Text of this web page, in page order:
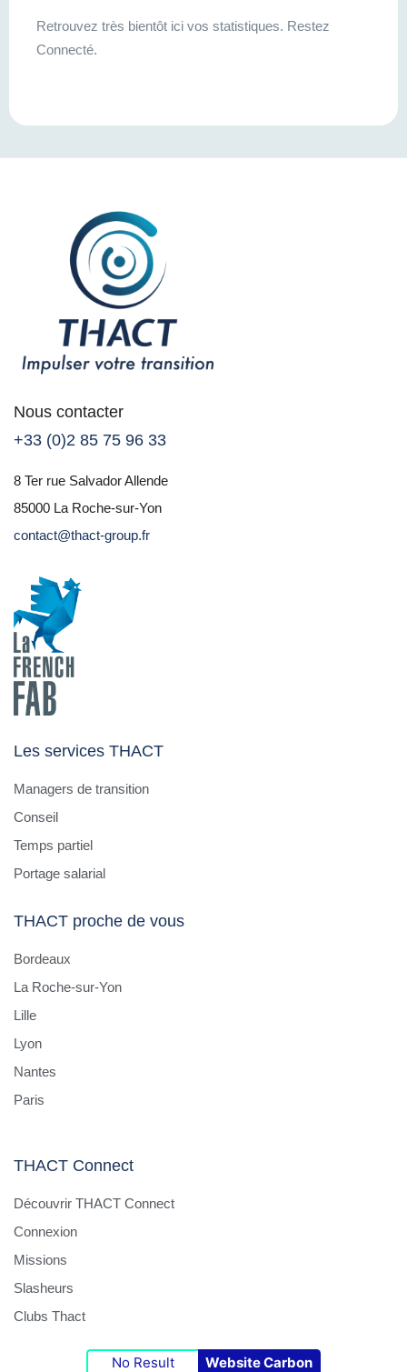
Retrouvez très bientôt ici vos statistiques. Restez
Connecté.
Nous contacter
+33 (0)2 85 75 96 33
8 Ter rue Salvador Allende
85000 La Roche-sur-Yon
contact@thact-group.fr
Les services THACT
Managers de transition
Conseil
Temps partiel
Portage salarial
THACT proche de vous
Bordeaux
La Roche-sur-Yon
Lille
Lyon
Nantes
Paris
THACT Connect
Découvrir THACT Connect
Connexion
Missions
Slasheurs
Clubs Thact
No Result Website Carbon